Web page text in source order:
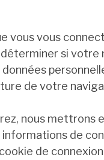
vous vous
si votre
de votre
nous mettrons
de
de